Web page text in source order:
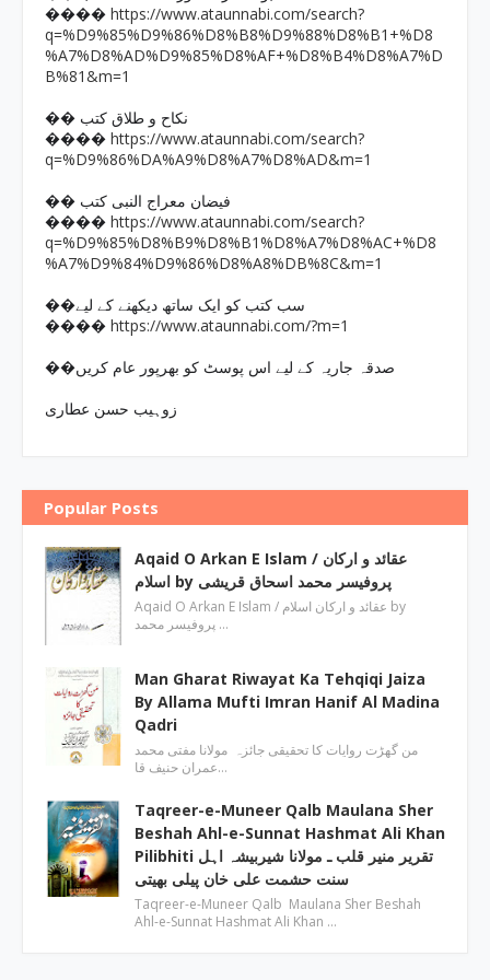
���� https://www.ataunnabi.com/search?
q=%D9%85%D9%86%D8%B8%D9%88%D8%B1+%D8
%A7%D8%AD%D9%85%D8%AF+%D8%B4%D8%A7%D
B%81&m=1
�� نکاح و طلاق کتب
���� https://www.ataunnabi.com/search?
q=%D9%86%DA%A9%D8%A7%D8%AD&m=1
�� فیضان معراج النبی کتب
���� https://www.ataunnabi.com/search?
q=%D9%85%D8%B9%D8%B1%D8%A7%D8%AC+%D8
%A7%D9%84%D9%86%D8%A8%DB%8C&m=1
��سب کتب کو ایک ساتھ دیکھنے کے لیے
���� https://www.ataunnabi.com/?m=1
��صدقہ جاریہ کے لیے اس پوسٹ کو بھرپور عام کریں
زوہیب حسن عطاری
Popular Posts
Aqaid O Arkan E Islam / عقائد و ارکان
اسلام by پروفیسر محمد اسحاق قریشی
Aqaid O Arkan E Islam / عقائد و ارکان اسلام by
پروفیسر محمد …
Man Gharat Riwayat Ka Tehqiqi Jaiza
By Allama Mufti Imran Hanif Al Madina
Qadri
من گھڑت روایات کا تحقیقی جائزہ مولانا مفتی محمد
عمران حنیف قا…
Taqreer-e-Muneer Qalb Maulana Sher
Beshah Ahl-e-Sunnat Hashmat Ali Khan
Pilibhiti تقریر منیر قلب ـ مولانا شیربیشہ اہل
سنت حشمت علی خان پیلی بھیتی
Taqreer-e-Muneer Qalb Maulana Sher Beshah
Ahl-e-Sunnat Hashmat Ali Khan …